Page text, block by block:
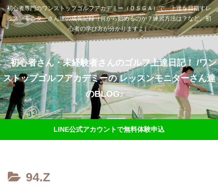
初心者専門のワンストップゴルフアカデミー（ＯＳＧＡ）で、上達を目指すレ
ッスンモニターさん達の成長記録（何から始めるのか？練習方法は？など、初
心者の学び方が分かりますよ）
初心者さん・未経験者さんのゴルフ上達日記！ /ワン
ストップゴルフアカデミーの レッスンモニターさん達
のBLOG♪
LINE公式アカウントで無料体験申込
94.Z